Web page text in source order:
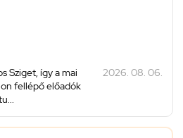
Sziget, így a mai
fellépő előadók
2026. 08. 06.